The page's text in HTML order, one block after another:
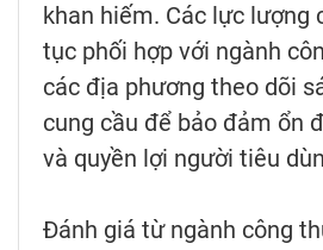
khan hiếm. Các lực lượng
tục phối hợp với ngành
các địa phương theo dõi
cung cầu để bảo đảm ổn
và quyền lợi người tiêu
Đánh giá từ ngành công